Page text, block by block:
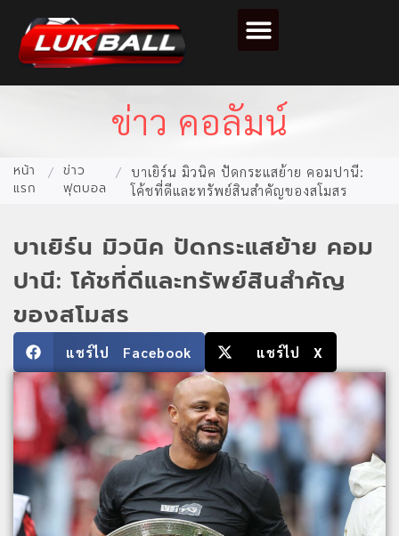
ข่าว คอลัมน์
หน้า
แรก
/ ข่าว
ฟุตบอล
/
บาเยิร์น มิวนิค ปัดกระแสย้าย คอมปานี:
โค้ชที่ดีและทรัพย์สินสำคัญของสโมสร
บาเยิร์น มิวนิค ปัดกระแสย้าย คอม
ปานี: โค้ชที่ดีและทรัพย์สินสำคัญ
ของสโมสร
แชร์ไป Facebook แชร์ไป X